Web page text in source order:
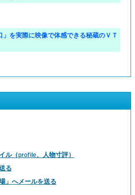
」を実際に映像で体感できる秘蔵のＶＴ
ル（profile、人物寸評）
る
」へメールを送る